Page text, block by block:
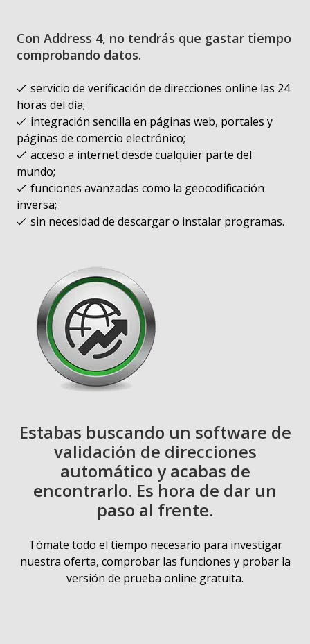
Con Address 4, no tendrás que gastar tiempo
comprobando datos.
servicio de verificación de direcciones online las 24
horas del día;
integración sencilla en páginas web, portales y
páginas de comercio electrónico;
acceso a internet desde cualquier parte del
mundo;
funciones avanzadas como la geocodificación
inversa;
sin necesidad de descargar o instalar programas.
Estabas buscando un software de
validación de direcciones
automático y acabas de
encontrarlo. Es hora de dar un
paso al frente.
Tómate todo el tiempo necesario para investigar
nuestra oferta, comprobar las funciones y probar la
versión de prueba online gratuita.